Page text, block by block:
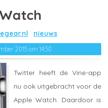
nieuws
2015 om 14:50
Twitter heeft de Vine-app
nu ook uitgebracht voor de
Apple Watch. Daardoor is